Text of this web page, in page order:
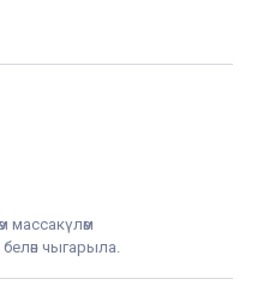
массакүләм
чыгарыла.